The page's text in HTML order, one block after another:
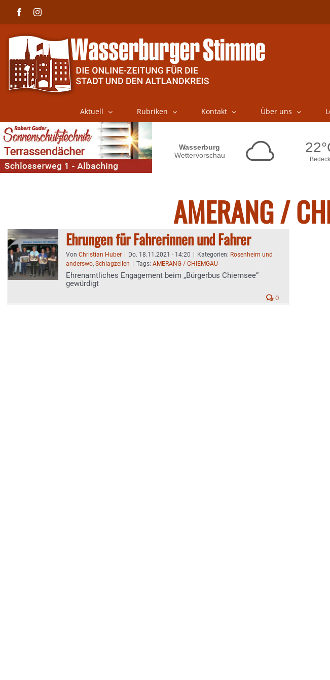
FacebookInstagram
Aktuell Rubriken Kontakt Über uns
AMERANG /
Ehrungen für Fahrerinnen und Fahrer
Von Christian Huber Do. 18.11.2021 - 14:20 Kategorien: Rosenheim und
anderswo, Schlagzeilen Tags: AMERANG / CHIEMGAU
Ehrenamtliches Engagement beim „Bürgerbus Chiemsee“
gewürdigt
0